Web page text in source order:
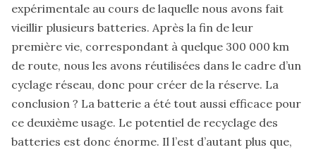
expérimentale au cours de laquelle nous avons fait
vieillir plusieurs batteries. Après la fin de leur
première vie, correspondant à quelque 300 000 km
de route, nous les avons réutilisées dans le cadre d’un
cyclage réseau, donc pour créer de la réserve. La
conclusion ? La batterie a été tout aussi efficace pour
ce deuxième usage. Le potentiel de recyclage des
batteries est donc énorme. Il l’est d’autant plus que,